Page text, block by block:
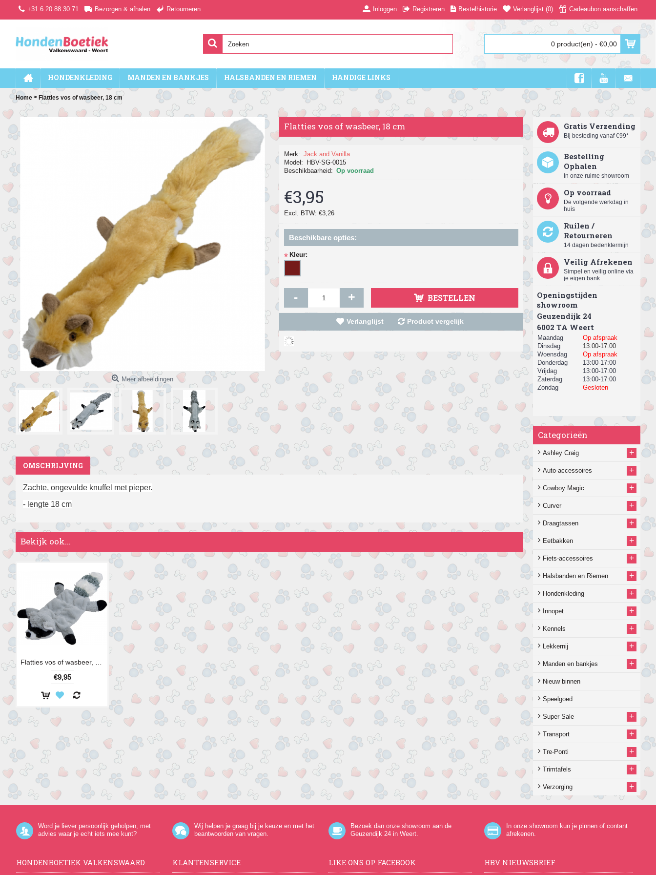
+31 6 20 88 30 71 Bezorgen & afhalen Retourneren Inloggen Registreren Bestelhistorie Verlanglijst (0) Cadeaubon aanschaffen
0 product(en) - €0,00
HONDENKLEDING MANDEN EN BANKJES HALSBANDEN EN RIEMEN HANDIGE LINKS
Home > Flatties vos of wasbeer, 18 cm
Gratis Verzending
Bij besteding vanaf €99*
Bestelling
Ophalen
In onze ruime showroom
Op voorraad
De volgende werkdag in
huis
Ruilen /
Retourneren
14 dagen bedenktermijn
Veilig Afrekenen
Simpel en veilig online via
je eigen bank
Openingstijden
showroom
Geuzendijk 24
​6002 TA Weert
Maandag
Op afspraak
Dinsdag
13:00-17:00
Woensdag
Op afspraak
Donderdag
13:00-17:00
Vrijdag
13:00-17:00
Zaterdag
13:00-17:00
Zondag
Gesloten
Categorieën
Ashley Craig +
Auto-accessoires +
Cowboy Magic +
Curver +
Draagtassen +
Eetbakken +
Fiets-accessoires +
Halsbanden en Riemen +
Hondenkleding +
Innopet +
Kennels +
Lekkernij +
Manden en bankjes +
Nieuw binnen
Speelgoed
Super Sale +
Transport +
Tre-Ponti +
Trimtafels +
Verzorging +
Meer afbeeldingen
Flatties vos of wasbeer, 18 cm
Merk: Jack and Vanilla
Model:
HBV-SG-0015
Beschikbaarheid: Op voorraad
€3,95
Excl. BTW: €3,26
Beschikbare opties:
* Kleur:
- + BESTELLEN
Verlanglijst Product vergelijk
OMSCHRIJVING
Zachte, ongevulde knuffel met pieper.
- lengte 18 cm
Bekijk ook...
€9,95
Word je liever persoonlijk geholpen, met
advies waar je echt iets mee kunt?
Wij helpen je graag bij je keuze en met het
beantwoorden van vragen.
Bezoek dan onze showroom aan de
Geuzendijk 24in Weert.
In onze showroom kun je pinnen of contant
afrekenen.
HONDENBOETIEK VALKENSWAARD KLANTENSERVICE LIKE ONS OP FACEBOOK HBV NIEUWSBRIEF